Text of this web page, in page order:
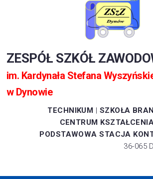
ZESPÓŁ SZKÓŁ
im. Kardynała Stefana
w Dynowie
TECHNIKUM | SZKOŁA
CENTRUM
PODSTAWOWA STACJA
36-065